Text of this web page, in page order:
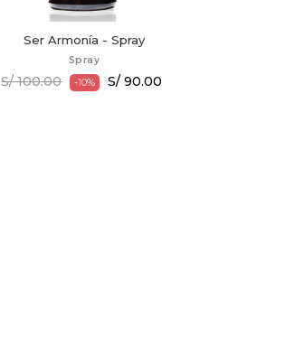
Ser Armonía - Spray
Spray
S/ 100.00 -10% S/ 90.00